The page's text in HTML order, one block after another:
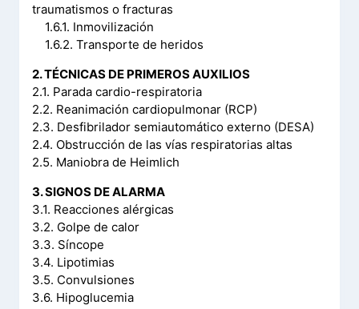
traumatismos o fracturas
1.6.1. Inmovilización
1.6.2. Transporte de heridos
2. TÉCNICAS DE PRIMEROS AUXILIOS
2.1. Parada cardio-respiratoria
2.2. Reanimación cardiopulmonar (RCP)
2.3. Desfibrilador semiautomático externo (DESA)
2.4. Obstrucción de las vías respiratorias altas
2.5. Maniobra de Heimlich
3. SIGNOS DE ALARMA
3.1. Reacciones alérgicas
3.2. Golpe de calor
3.3. Síncope
3.4. Lipotimias
3.5. Convulsiones
3.6. Hipoglucemia